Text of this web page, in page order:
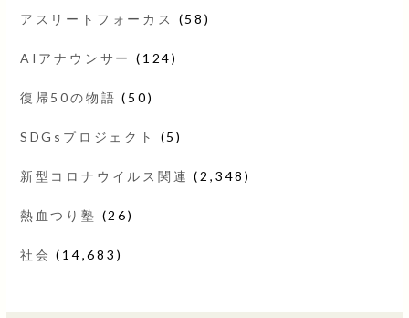
アスリートフォーカス (58)
AIアナウンサー (124)
復帰50の物語 (50)
SDGsプロジェクト (5)
新型コロナウイルス関連 (2,348)
熱血つり塾 (26)
社会 (14,683)